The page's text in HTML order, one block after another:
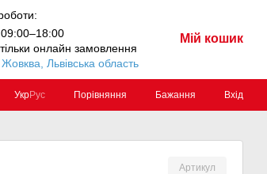
онлайн замовлення
Жовква, Львівська область
Мій кошик
УкрРус Порівняння Бажання Вхід
Артикул